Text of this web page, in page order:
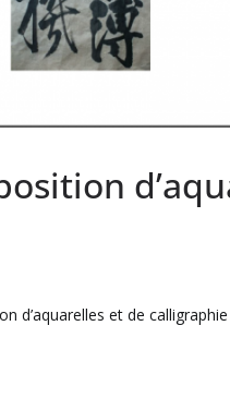
d’aquarelles et de